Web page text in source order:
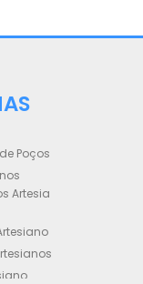
Poços
Artesia